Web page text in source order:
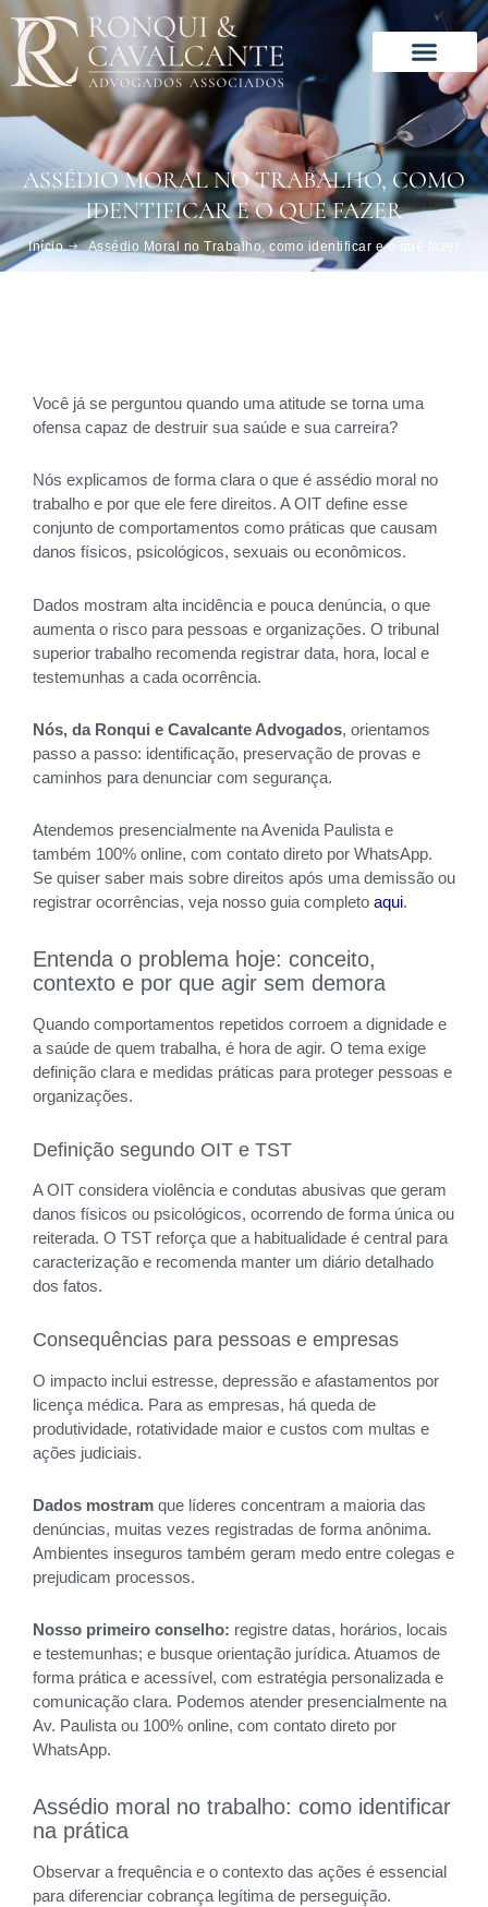
para
conteúdo
ASSÉDIO MORAL NO TRABALHO, COMO
IDENTIFICAR E O QUE FAZER
Início Assédio Moral no Trabalho, como identificar e o que fazer
Você já se perguntou quando uma atitude se torna uma
ofensa capaz de destruir sua saúde e sua carreira?
Nós explicamos de forma clara o que é assédio moral no
trabalho e por que ele fere direitos. A OIT define esse
conjunto de comportamentos como práticas que causam
danos físicos, psicológicos, sexuais ou econômicos.
Dados mostram alta incidência e pouca denúncia, o que
aumenta o risco para pessoas e organizações. O tribunal
superior trabalho recomenda registrar data, hora, local e
testemunhas a cada ocorrência.
Nós, da Ronqui e Cavalcante Advogados, orientamos
passo a passo: identificação, preservação de provas e
caminhos para denunciar com segurança.
Atendemos presencialmente na Avenida Paulista e
também 100% online, com contato direto por WhatsApp.
Se quiser saber mais sobre direitos após uma demissão ou
registrar ocorrências, veja nosso guia completo aqui.
Entenda o problema hoje: conceito,
contexto e por que agir sem demora
Quando comportamentos repetidos corroem a dignidade e
a saúde de quem trabalha, é hora de agir. O tema exige
definição clara e medidas práticas para proteger pessoas e
organizações.
Definição segundo OIT e TST
A OIT considera violência e condutas abusivas que geram
danos físicos ou psicológicos, ocorrendo de forma única ou
reiterada. O TST reforça que a habitualidade é central para
caracterização e recomenda manter um diário detalhado
dos fatos.
Consequências para pessoas e empresas
O impacto inclui estresse, depressão e afastamentos por
licença médica. Para as empresas, há queda de
produtividade, rotatividade maior e custos com multas e
ações judiciais.
Dados mostram que líderes concentram a maioria das
denúncias, muitas vezes registradas de forma anônima.
Ambientes inseguros também geram medo entre colegas e
prejudicam processos.
Nosso primeiro conselho: registre datas, horários, locais
e testemunhas; e busque orientação jurídica. Atuamos de
forma prática e acessível, com estratégia personalizada e
comunicação clara. Podemos atender presencialmente na
Av. Paulista ou 100% online, com contato direto por
WhatsApp.
Assédio moral no trabalho: como identificar
na prática
Observar a frequência e o contexto das ações é essencial
para diferenciar cobrança legítima de perseguição.